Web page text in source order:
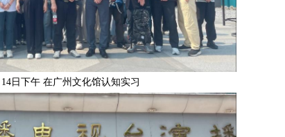
日下午 在广州文化馆认知实习